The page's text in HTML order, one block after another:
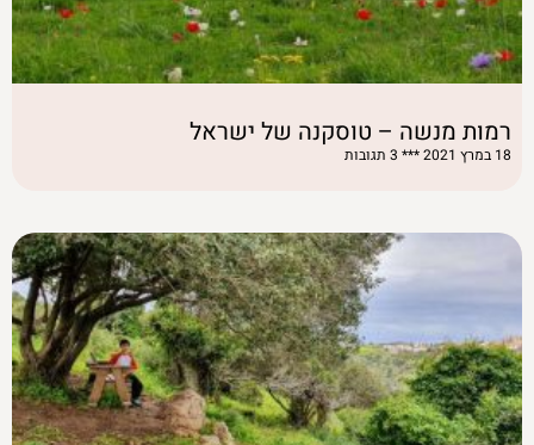
רמות מנשה – טוסקנה של ישראל
18 במרץ 2021